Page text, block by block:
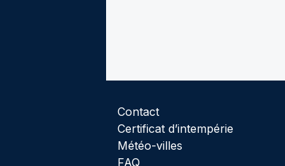
Contact
Certificat d’intempérie
Météo-villes
FAQ